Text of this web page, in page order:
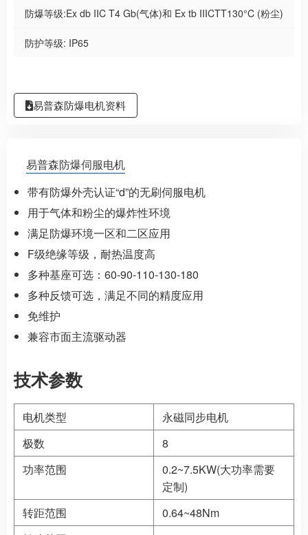
防爆等级:Ex db IIC T4 Gb(气体)和 Ex tb IIICTT130°C (粉尘)
防护等级: IP65
易普森防爆电机资料
易普森防爆伺服电机
带有防爆外壳认证“d”的无刷伺服电机
用于气体和粉尘的爆炸性环境
满足防爆环境一区和二区应用
F级绝缘等级，耐热温度高
多种基座可选：60-90-110-130-180
多种反馈可选，满足不同的精度应用
免维护
兼容市面主流驱动器
技术参数
电机类型
永磁同步电机
极数
8
功率范围
0.2~7.5KW(大功率需要
定制)
转距范围
0.64~48Nm